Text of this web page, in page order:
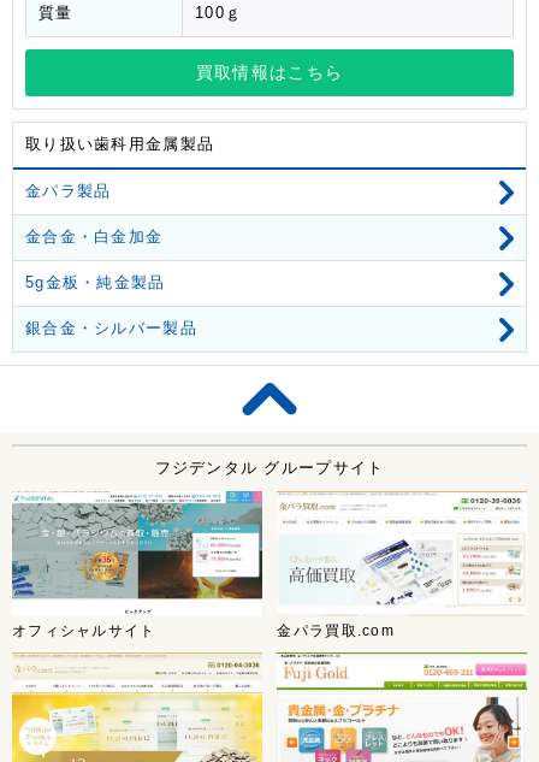
質量 100ｇ
買取情報はこちら
取り扱い歯科用金属製品
金パラ製品
金合金・白金加金
5g金板・純金製品
銀合金・シルバー製品
フジデンタル グループサイト
オフィシャルサイト 金パラ買取.com